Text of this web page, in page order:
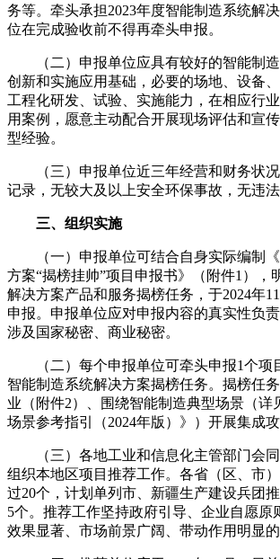
务等。牵头承担2023年度智能制造系统解
位在完成验收前不得再牵头申报。
（二）申报单位应具有较好的智能制
创新和实施应用基础，必要的场地、设备
工程化研发、试验、实施能力，在相应行
用案例，愿意主动配合开展现场评估和宣
型经验。
（三）申报单位近三年经营和财务状
记录，无较大及以上安全环保事故，无违法
三、组织实施
（一）申报单位可结合自身实际编制
方案“揭榜挂帅”项目申报书》（附件1），
解决方案产品和服务揭榜任务，于2024年
申报。申报单位应对申报内容的真实性负
涉及国家秘密、商业秘密。
（二）每个申报单位可牵头申报1个项
智能制造系统解决方案揭榜任务。揭榜任
业（附件2）、围绕智能制造典型场景（详
场景参考指引（2024年版）》）开展集成攻
（三）各地工业和信息化主管部门会
组织本地区项目推荐工作。各省（区、市
过20个，计划单列市、新疆生产建设兵团
5个。推荐工作坚持政府引导、企业自愿原
效果显著、市场前景广阔、带动作用明显的